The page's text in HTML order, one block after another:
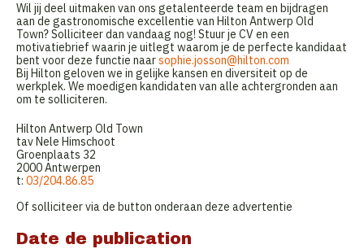
Wil jij deel uitmaken van ons getalenteerde team en bijdragen
aan de gastronomische excellentie van Hilton Antwerp Old
Town? Solliciteer dan vandaag nog! Stuur je CV en een
motivatiebrief waarin je uitlegt waarom je de perfecte kandidaat
bent voor deze functie naarsophie.josson@hilton.com
Bij Hilton geloven we in gelijke kansen en diversiteit op de
werkplek. We moedigen kandidaten van alle achtergronden aan
om te solliciteren.
Hilton Antwerp Old Town
tav Nele Himschoot
Groenplaats 32
2000 Antwerpen
t: 03/204.86.85
Of solliciteer via de button onderaan deze advertentie
Date de publication